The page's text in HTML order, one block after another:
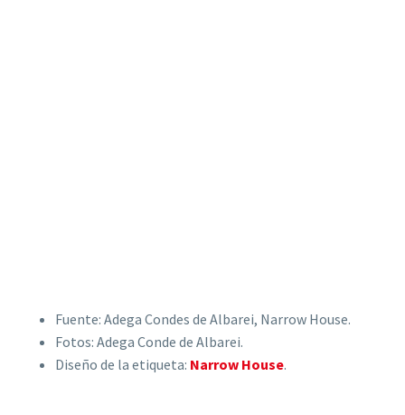
Fuente: Adega Condes de Albarei, Narrow House.
Fotos: Adega Conde de Albarei.
Diseño de la etiqueta: Narrow House.